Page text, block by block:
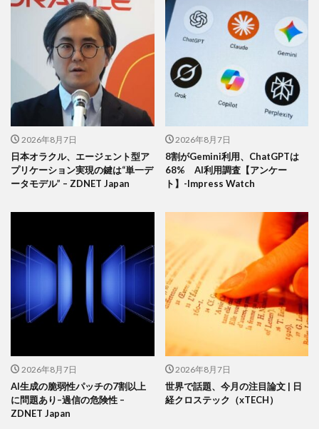
2026年8月7日
日本オラクル、エージェント型ア
プリケーション実現の鍵は“単一デ
ータモデル” – ZDNET Japan
2026年8月7日
8割がGemini利用、ChatGPTは
68% AI利用調査【アンケー
ト】-Impress Watch
2026年8月7日
AI生成の脆弱性パッチの7割以上
に問題あり–過信の危険性 –
ZDNET Japan
2026年8月7日
世界で話題、今月の注目論文 | 日
経クロステック（xTECH）